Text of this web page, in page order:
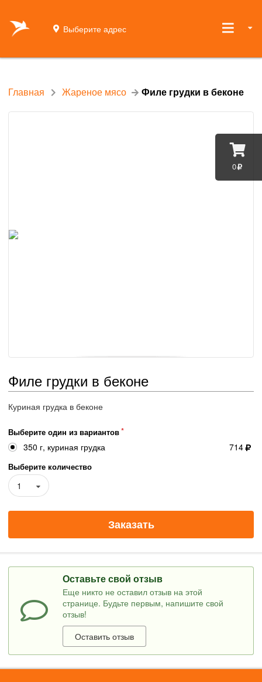
0
Выберите адрес
Главная Жареное мясо Филе грудки в беконе
Филе грудки в беконе
Куриная грудка в беконе
Выберите один из вариантов
350 г, куриная грудка 714
Выберите количество
1
Заказать
Оставьте свой отзыв
Еще никто не оставил отзыв на этой
странице. Будьте первым, напишите свой
отзыв!
Оставить отзыв